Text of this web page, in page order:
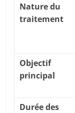
Nature du
traitement
Objectif
principal
Durée des